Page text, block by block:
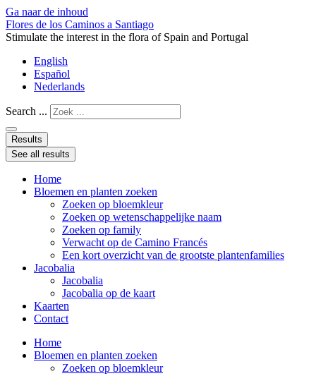
Ga naar de inhoud
Flores de los Caminos a Santiago
Stimulate the interest in the flora of Spain and Portugal
English
Español
Nederlands
Search ...
Results
See all results
Home
Bloemen en planten zoeken
Zoeken op bloemkleur
Zoeken op wetenschappelijke naam
Zoeken op family
Verwacht op de Camino Francés
Een kort overzicht van de grootste plantenfamilies
Jacobalia
Jacobalia
Jacobalia op de kaart
Kaarten
Contact
Home
Bloemen en planten zoeken
Zoeken op bloemkleur